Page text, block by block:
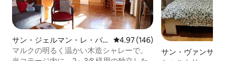
サン・ジェルマン・レ・バ
ンのゲストスイート
レビュー146件、5つ星中4.97つ
4.97 (146)
マルクの明るく温かい木造シャレーで。
サン・ヴァンサン